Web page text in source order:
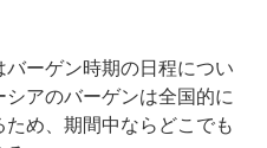
ーゲン時期の日程につい
アのバーゲンは全国的に
め、期間中ならどこでも